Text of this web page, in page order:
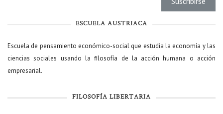
ESCUELA AUSTRIACA
Escuela de pensamiento económico-social que estudia la economía y las
ciencias sociales usando la filosofía de la acción humana o acción
empresarial.
FILOSOFÍA LIBERTARIA